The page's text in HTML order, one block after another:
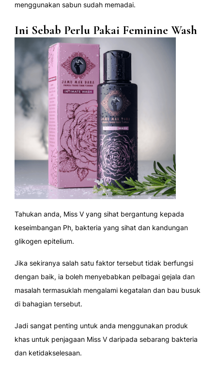
menggunakan sabun sudah memadai.
Ini Sebab Perlu Pakai Feminine Wash
Tahukan anda, Miss V yang sihat bergantung kepada
keseimbangan Ph, bakteria yang sihat dan kandungan
glikogen epitelium.
Jika sekiranya salah satu faktor tersebut tidak berfungsi
dengan baik, ia boleh menyebabkan pelbagai gejala dan
masalah termasuklah mengalami kegatalan dan bau busuk
di bahagian tersebut.
Jadi sangat penting untuk anda menggunakan produk
khas untuk penjagaan Miss V daripada sebarang bakteria
dan ketidakselesaan.